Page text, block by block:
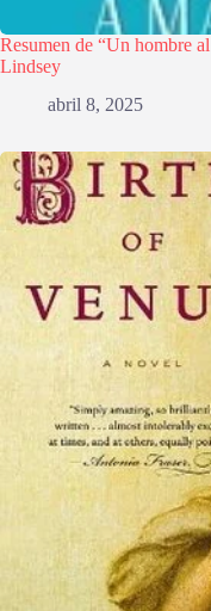
Resumen de “Un hombre
Lindsey
abril 8, 2025